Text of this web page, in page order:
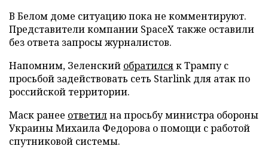
В Белом доме ситуацию пока не комментируют.
Представители компании SpaceX также оставили
без ответа запросы журналистов.
Напомним, Зеленский обратилсяк Трампу с
просьбой задействовать сеть Starlink для атак по
российской территории.
Маск ранее ответилна просьбу министра обороны
Украины Михаила Федорова о помощи с работой
спутниковой системы.